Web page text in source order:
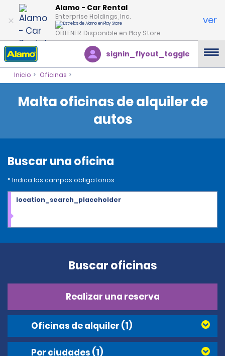
Alamo - Car Rental
Enterprise Holdings, Inc.
OBTENER: Disponible en Play Store
ver
signin_flyout_toggle
Inicio Oficinas
Malta oficinas de alquiler de
autos
Buscar una oficina
* Indica los campos obligatorios
location_search_placeholder
Buscar oficinas
Realizar una reserva
Oficinas de alquiler (1)
Por ciudades (1)